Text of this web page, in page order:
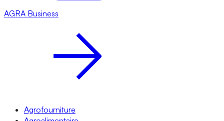
AGRA Business
Agrofourniture